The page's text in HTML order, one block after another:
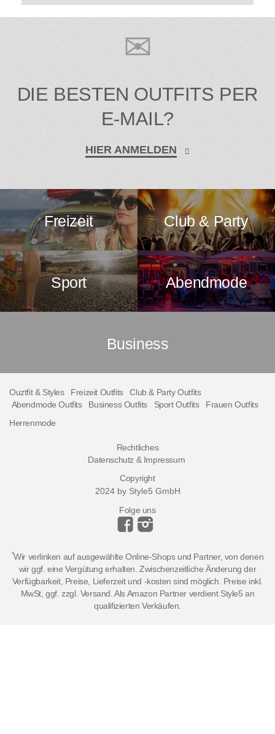
DIE BESTEN OUTFITS PER
E-MAIL?
HIER ANMELDEN
Freizeit Club & Party
Sport Abendmode
Business
Ouztfit & Styles Freizeit Outfits
Club & Party Outfits
Abendmode Outfits
Business Outfits Sport Outfits
Frauen Outfits
Herrenmode
Rechtliches
Datenschutz & Impressum
Copyright
2024 by Style5 GmbH
Folge uns
*Wir verlinken auf ausgewählte Online-Shops und Partner, von denen
wir ggf. eine Vergütung erhalten. Zwischenzeitliche Änderung der
Verfügbarkeit, Preise, Lieferzeit und -kosten sind möglich. Preise inkl.
MwSt, ggf. zzgl. Versand. Als Amazon Partner verdient Style5 an
qualifizierten Verkäufen.